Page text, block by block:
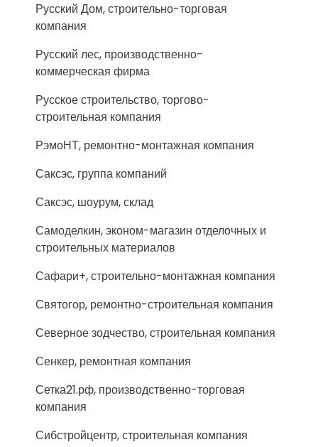
Русский Дом, строительно-торговая
компания
Русский лес, производственно-
коммерческая фирма
Русское строительство, торгово-
строительная компания
РэмоНТ, ремонтно-монтажная компания
Саксэс, группа компаний
Саксэс, шоурум, склад
Самоделкин, эконом-магазин отделочных и
строительных материалов
Сафари+, строительно-монтажная компания
Святогор, ремонтно-строительная компания
Северное зодчество, строительная компания
Сенкер, ремонтная компания
Сетка21.рф, производственно-торговая
компания
Сибстройцентр, строительная компания